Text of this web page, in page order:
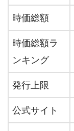
時価総額
時価総額ラ
ンキング
発行上限
公式サイト